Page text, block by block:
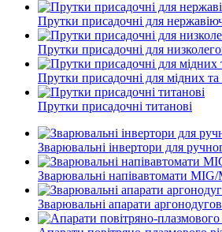
Прутки присадочні для
Прутки присадочні для
Прутки присадочні для мідних та
Прутки присадочні титанові
Зварювальні інвертори для
Зварювальні напівавтомати
Зварювальні апарати